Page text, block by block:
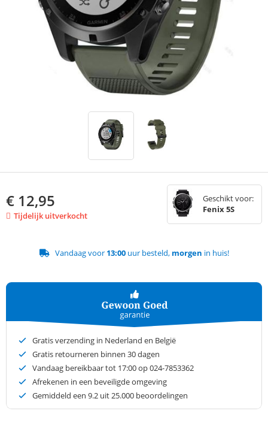
€ 12,95
Tijdelijk uitverkocht
Geschikt voor:
Fenix 5S
Vandaag voor 13:00uur besteld, morgen in huis!
Gratis verzending in Nederland en België
Gratis retourneren binnen 30 dagen
Vandaag bereikbaar tot 17:00 op 024-7853362
Afrekenen in een beveiligde omgeving
Gemiddeld een 9.2 uit 25.000 beoordelingen